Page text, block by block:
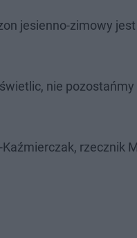
jesienno-zimowy jest
nie pozostańmy
rzecznik